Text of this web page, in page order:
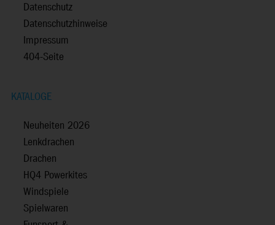
Datenschutz
Datenschutzhinweise
Impressum
404-Seite
KATALOGE
Neuheiten 2026
Lenkdrachen
Drachen
HQ4 Powerkites
Windspiele
Spielwaren